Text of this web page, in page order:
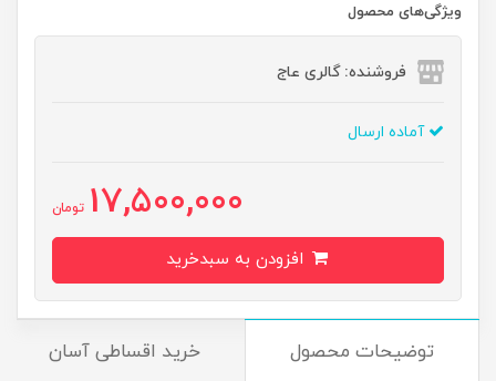
ویژگی‌های محصول
فروشنده: گالری عاج
آماده ارسال
17,500,000 تومان
توضیحات محصول خرید اقساطی آسان